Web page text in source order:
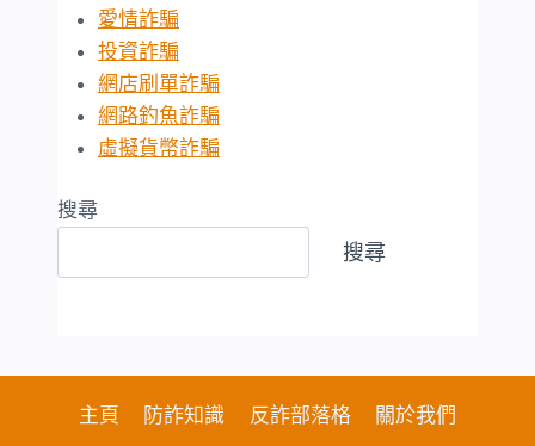
愛情詐騙
投資詐騙
網店刷單詐騙
網路釣魚詐騙
虛擬貨幣詐騙
搜尋
搜尋
主頁 防詐知識 反詐部落格
關於我們